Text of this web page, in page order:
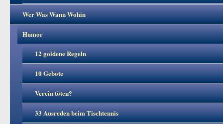
Wer Was Wann Wohin
Humor
12 goldene Regeln
10 Gebote
Verein töten?
33 Ausreden beim Tischtennis